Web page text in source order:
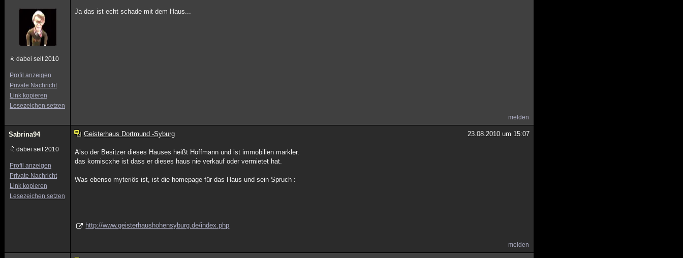
dabei seit 2010
Profil anzeigen
Private Nachricht
Link kopieren
Lesezeichen setzen
Ja das ist echt schade mit dem Haus...
melden
Sabrina94
dabei seit 2010
Profil anzeigen
Private Nachricht
Link kopieren
Lesezeichen setzen
Geisterhaus Dortmund -Syburg 23.08.2010 um 15:07
Also der Besitzer dieses Hauses heißt Hoffmann und ist immobilien markler.
das komiscxhe ist dass er dieses haus nie verkauf oder vermietet hat.
Was ebenso myteriös ist, ist die homepage für das Haus und sein Spruch :
http://www.geisterhaushohensyburg.de/index.php
melden